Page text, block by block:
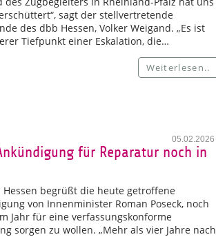
sagt der stellvertretende
des dbb Hessen, Volker Weigand. „Es ist
Tiefpunkt einer Eskalation, die…
Weiterlesen..
05.02.2026
für Reparatur noch in
Hessen begrüßt die heute getroffene
von Innenminister Roman Poseck, noch
Jahr für eine verfassungskonforme
sorgen zu wollen. „Mehr als vier Jahre nach